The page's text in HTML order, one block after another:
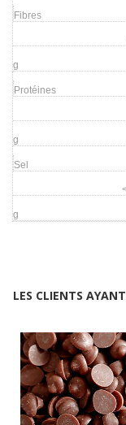
Fibres
g
Protéines
g
Sel
g
LES CLIENTS